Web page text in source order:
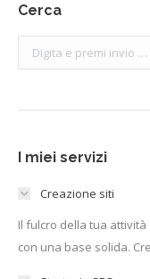
Cerca
Search:
I miei servizi
Creazione siti
Il fulcro della tua
con una base solida.